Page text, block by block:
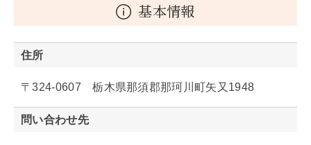
基本情報
住所
〒324-0607 栃木県那須郡那珂川町矢又1948
問い合わせ先